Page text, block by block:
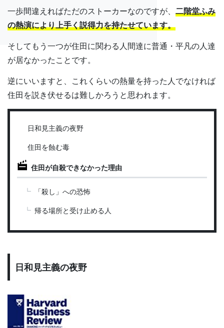
一歩間違えればただのストーカーなのですが、 二階堂ふみ
の熱演により上手く説得力を持たせています。
そしてもう一つが住田に関わる人間達に普通・平凡の人達
が居なかったことです。
逆にいいますと、これくらいの熱量を持った人でなければ
住田を説き伏せるは難しかろうと思われます。
日和見主義の夜野
住田を蝕む毒
住田が自殺できなかった理由
「殺し」への恐怖
帰る場所と受け止める人
日和見主義の夜野